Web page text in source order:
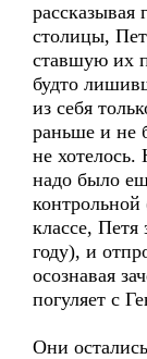
рассказывая
столицы,
ставшую их
будто
из себя
раньше и не
не хотелось.
надо было
классе,
году), и
осознавая
погуляет с
Они